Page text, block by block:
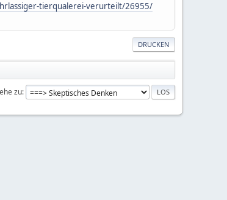
tierqualerei-verurteilt/26955/
DRUCKEN
zu